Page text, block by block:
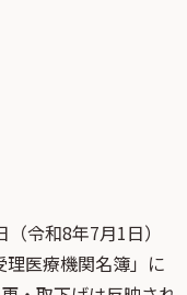
（令和8年7月1日）
医療機関名簿」 に